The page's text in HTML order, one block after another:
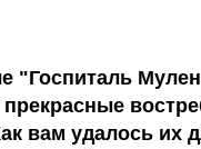
"Госпиталь
прекрасные
вам удалось их